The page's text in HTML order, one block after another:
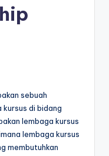
sebuah
kursus di bidang
lembaga kursus
lembaga kursus
membutuhkan